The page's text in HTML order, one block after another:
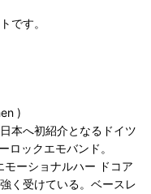
です。
)
本へ初紹介となるドイツ
ロックエモバンド。
ーショナルハー ドコア
く受けている。ベースレ